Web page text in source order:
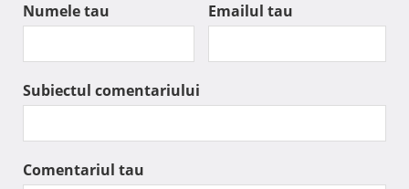
Numele tau Emailul tau
Subiectul comentariului
Comentariul tau